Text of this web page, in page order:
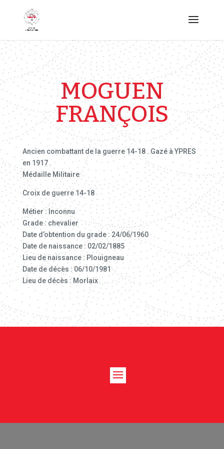
MOGUEN
FRANÇOIS
Ancien combattant de la guerre 14-18 . Gazé à YPRES
en 1917 .
Médaille Militaire
Croix de guerre 14-18
Métier : Inconnu
Grade : chevalier
Date d’obtention du grade : 24/06/1960
Date de naissance : 02/02/1885
Lieu de naissance : Plouigneau
Date de décès : 06/10/1981
Lieu de décès : Morlaix